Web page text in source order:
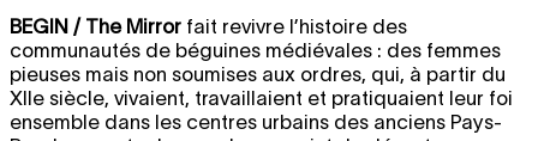
BEGIN / The Mirror fait revivre l’histoire des
communautés de béguines médiévales : des femmes
pieuses mais non soumises aux ordres, qui, à partir du
XIIe siècle, vivaient, travaillaient et pratiquaient leur foi
ensemble dans les centres urbains des anciens Pays-